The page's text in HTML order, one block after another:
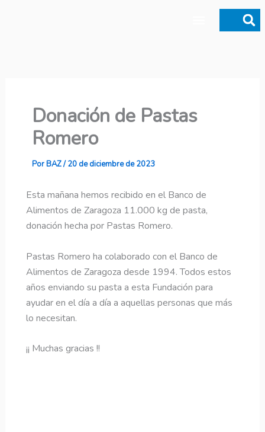
Donación de Pastas
Romero
PorBAZ/20 de diciembre de 2023
Esta mañana hemos recibido en el Banco de
Alimentos de Zaragoza 11.000 kg de pasta,
donación hecha por Pastas Romero.
Pastas Romero ha colaborado con el Banco de
Alimentos de Zaragoza desde 1994. Todos estos
años enviando su pasta a esta Fundación para
ayudar en el día a día a aquellas personas que más
lo necesitan.
¡¡ Muchas gracias !!